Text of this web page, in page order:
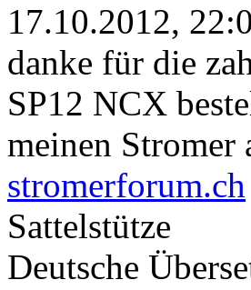
17.10.2012,
danke für die
SP12 NCX
meinen Stromer
stromerforum.ch
Sattelstütze
Deutsche